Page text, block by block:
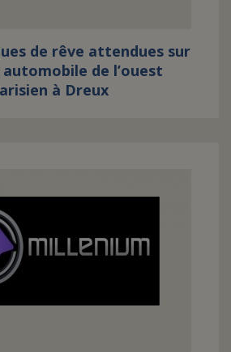
de rêve attendues sur
de l’ouest
à Dreux